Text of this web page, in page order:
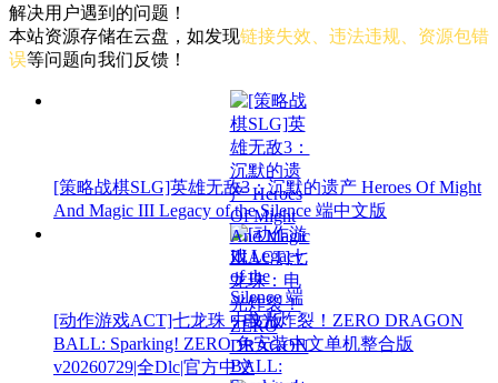
解决用户遇到的问题！
本站资源存储在云盘，如发现链接失效、违法违规、资源包错
误等问题向我们反馈！
[策略战棋SLG]英雄无敌3：沉默的遗产 Heroes Of Might
And Magic III Legacy of the Silence 端中文版
[动作游戏ACT]七龙珠：电光炸裂！ZERO DRAGON
BALL: Sparking! ZERO 免安装中文单机整合版
v20260729|全Dlc|官方中文